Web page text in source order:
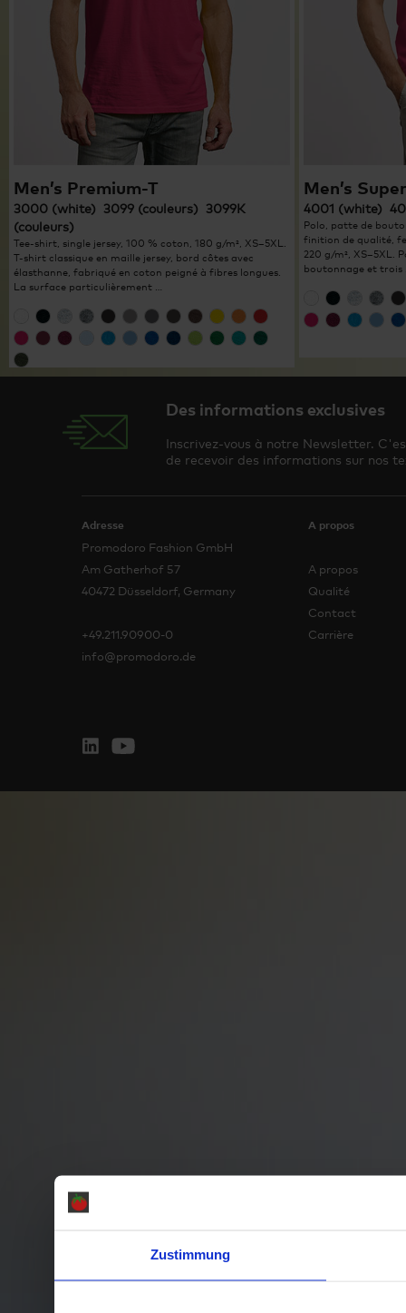
Zustimmung
Men’s Premium-T
3000 (white) 3099 (couleurs) 3099K
(couleurs)
Tee-shirt, single jersey, 100 % coton, 180 g/m², XS–5XL.
T-shirt classique en maille jersey, bord côtes avec
élasthanne, fabriqué en coton peigné à fibres longues.
La surface particulièrement …
Men’s
4001 (white)
Polo, patte de
finition de qualité,
220 g/m², XS–5XL.
boutonnage et trois
Des informations exclusives
Inscrivez-vous à notre Newsletter.
de recevoir des informations sur nos
Adresse
Promodoro Fashion GmbH
Am Gatherhof 57
40472 Düsseldorf, Germany
+49.211.90900-0
info@promodoro.de
A propos
A propos
Qualité
Contact
Carrière